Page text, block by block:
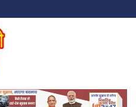
OF INDIA